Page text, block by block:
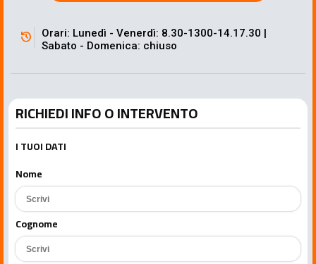
history
Orari: Lunedì - Venerdì: 8.30-1300-14.17.30 |
Sabato - Domenica: chiuso
RICHIEDI INFO O INTERVENTO
I TUOI DATI
Nome
Cognome